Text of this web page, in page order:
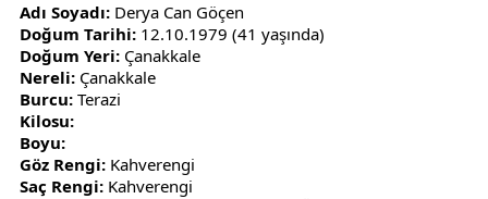
Adı Soyadı: Derya Can Göçen
Doğum Tarihi: 12.10.1979 (41 yaşında)
Doğum Yeri: Çanakkale
Nereli: Çanakkale
Burcu: Terazi
Kilosu:
Boyu:
Göz Rengi: Kahverengi
Saç Rengi: Kahverengi